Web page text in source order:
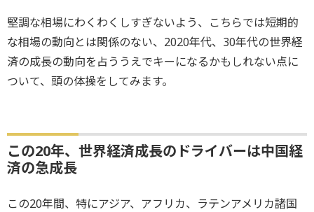
堅調な相場にわくわくしすぎないよう、こちらでは短期的
な相場の動向とは関係のない、2020年代、30年代の世界経
済の成長の動向を占ううえでキーになるかもしれない点に
ついて、頭の体操をしてみます。
この20年、世界経済成長のドライバーは中国経
済の急成長
この20年間、特にアジア、アフリカ、ラテンアメリカ諸国